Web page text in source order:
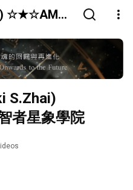
☆★☆AMG
S.Zhai)
星象學院